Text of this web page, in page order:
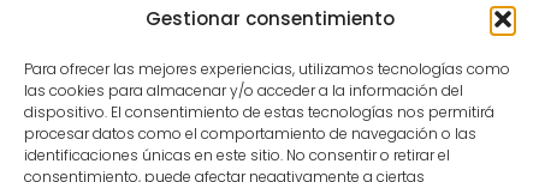
Gestionar consentimiento
Para ofrecer las mejores experiencias, utilizamos tecnologías como
las cookies para almacenar y/o acceder a la información del
dispositivo. El consentimiento de estas tecnologías nos permitirá
procesar datos como el comportamiento de navegación o las
identificaciones únicas en este sitio. No consentir o retirar el
consentimiento, puede afectar negativamente a ciertas
Todos los derechos reservados 2022.